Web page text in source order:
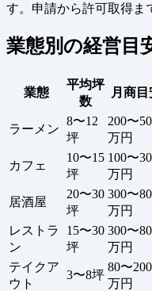
す。申請から許可取得ま
業態別の経営目
業態
平均坪
数
月商目
ラーメン
8〜12
坪
200〜
万円
カフェ
10〜15
坪
100〜
万円
居酒屋
20〜30
坪
300〜
万円
レストラ
ン
15〜30
坪
300〜
万円
テイクア
ウト
3〜8坪
80〜200
万円